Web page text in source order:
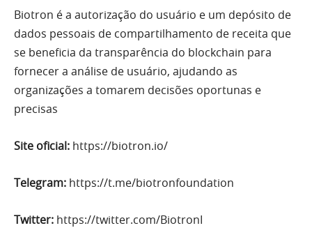
Biotron é a autorização do usuário e um depósito de
dados pessoais de compartilhamento de receita que
se beneficia da transparência do blockchain para
fornecer a análise de usuário, ajudando as
organizações a tomarem decisões oportunas e
precisas
Site oficial: https://biotron.io/
Telegram: https://t.me/biotronfoundation
Twitter: https://twitter.com/BiotronI